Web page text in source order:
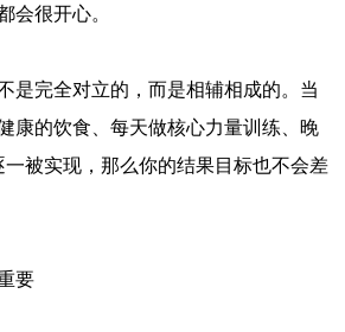
会很开心。
是完全对立的，而是相辅相成的。当
康的饮食、每天做核心力量训练、晚
一被实现，那么你的结果目标也不会差
要